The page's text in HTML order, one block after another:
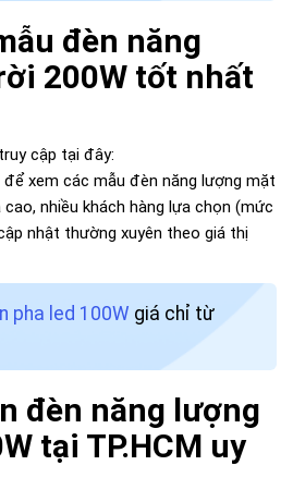
đèn năng
200W tốt nhất
cập tại đây:
để xem các mẫu đèn năng lượng mặt
nhiều khách hàng lựa chọn (mức
nhật thường xuyên theo giá thị
pha led 100W giá chỉ từ
đèn năng lượng
tại TP.HCM uy